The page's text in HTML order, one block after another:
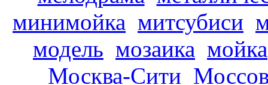
минимойка митсубиси
модель мозаика мойка
Москва-Сити